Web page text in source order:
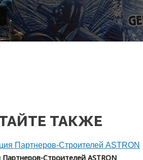
ТАКЖЕ
Строителей ASTRON